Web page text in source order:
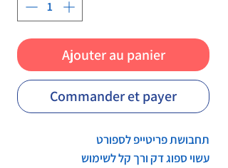
Ajouter au panier
Commander et payer
תחבושת פריטייפ לספורט
עשוי ספוג דק ורך קל לשימוש